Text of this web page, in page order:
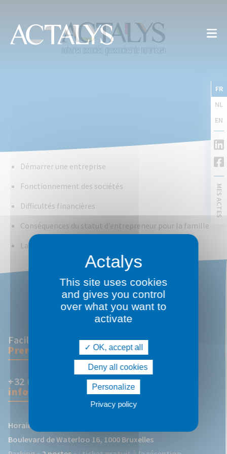
FR
NL
EN
MES ACTES
Démarrer une entreprise
Fonctionnement des sociétés
Difficultés financières
Conséquences du statut d’entrepreneur pour la famille
La fin de l’entreprise
Facile & pratique :
Prenez rendez-vous en ligne !
+32 (0)2 513 89 55
info@actalys.be
Horaires d'ouverture
Boulevard de Waterloo 16, 1000 Bruxelles
This site uses cookies
and gives you control
over what you want to
activate
OK, accept all
Deny all cookies
Personalize
Privacy policy